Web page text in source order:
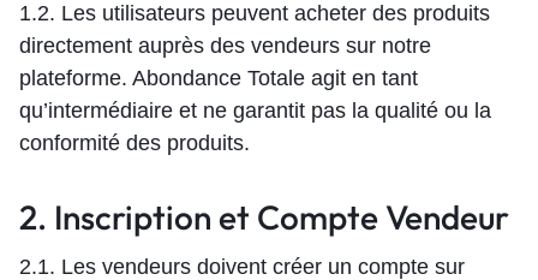
1.2. Les utilisateurs peuvent acheter des produits
directement auprès des vendeurs sur notre
plateforme. Abondance Totale agit en tant
qu’intermédiaire et ne garantit pas la qualité ou la
conformité des produits.
2. Inscription et Compte Vendeur
2.1. Les vendeurs doivent créer un compte sur